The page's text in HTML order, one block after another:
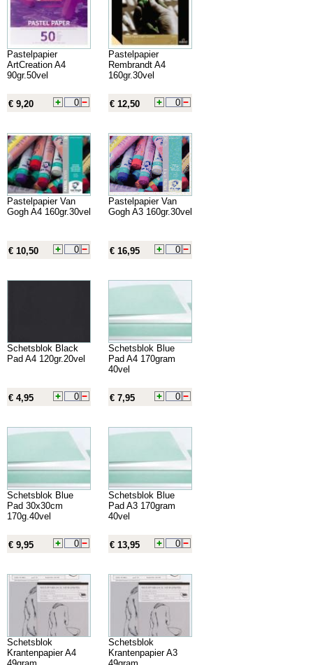
Pastelpapier
ArtCreation A4
90gr.50vel
€ 9,20
Pastelpapier
Rembrandt A4
160gr.30vel
€ 12,50
Pastelpapier Van
Gogh A4 160gr.30vel
€ 10,50
Pastelpapier Van
Gogh A3 160gr.30vel
€ 16,95
Schetsblok Black
Pad A4 120gr.20vel
€ 4,95
Schetsblok Blue
Pad A4 170gram
40vel
€ 7,95
Schetsblok Blue
Pad 30x30cm
170g.40vel
€ 9,95
Schetsblok Blue
Pad A3 170gram
40vel
€ 13,95
Schetsblok
Krantenpapier A4
Schetsblok
Krantenpapier A3